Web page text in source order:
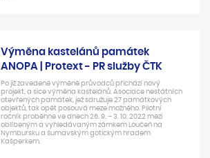
Výměna kastelánů památek
ANOPA | Protext - PR služby ČTK
Po již zavedené výměně průvodců přichází nový
projekt, a sice výměna kastelánů. Asociace nestátních
otevřených památek, jež sdružuje 27 památkových
objektů, tak opět posouvá meze možného. Pilotní
ročník proběhne ve dnech 26. 9. – 3. 10. 2022 mezi
oblíbeným a vyhledávaným zámkem Loučeň na
Nymbursku a šumavským gotickým hradem
Kašperkem.